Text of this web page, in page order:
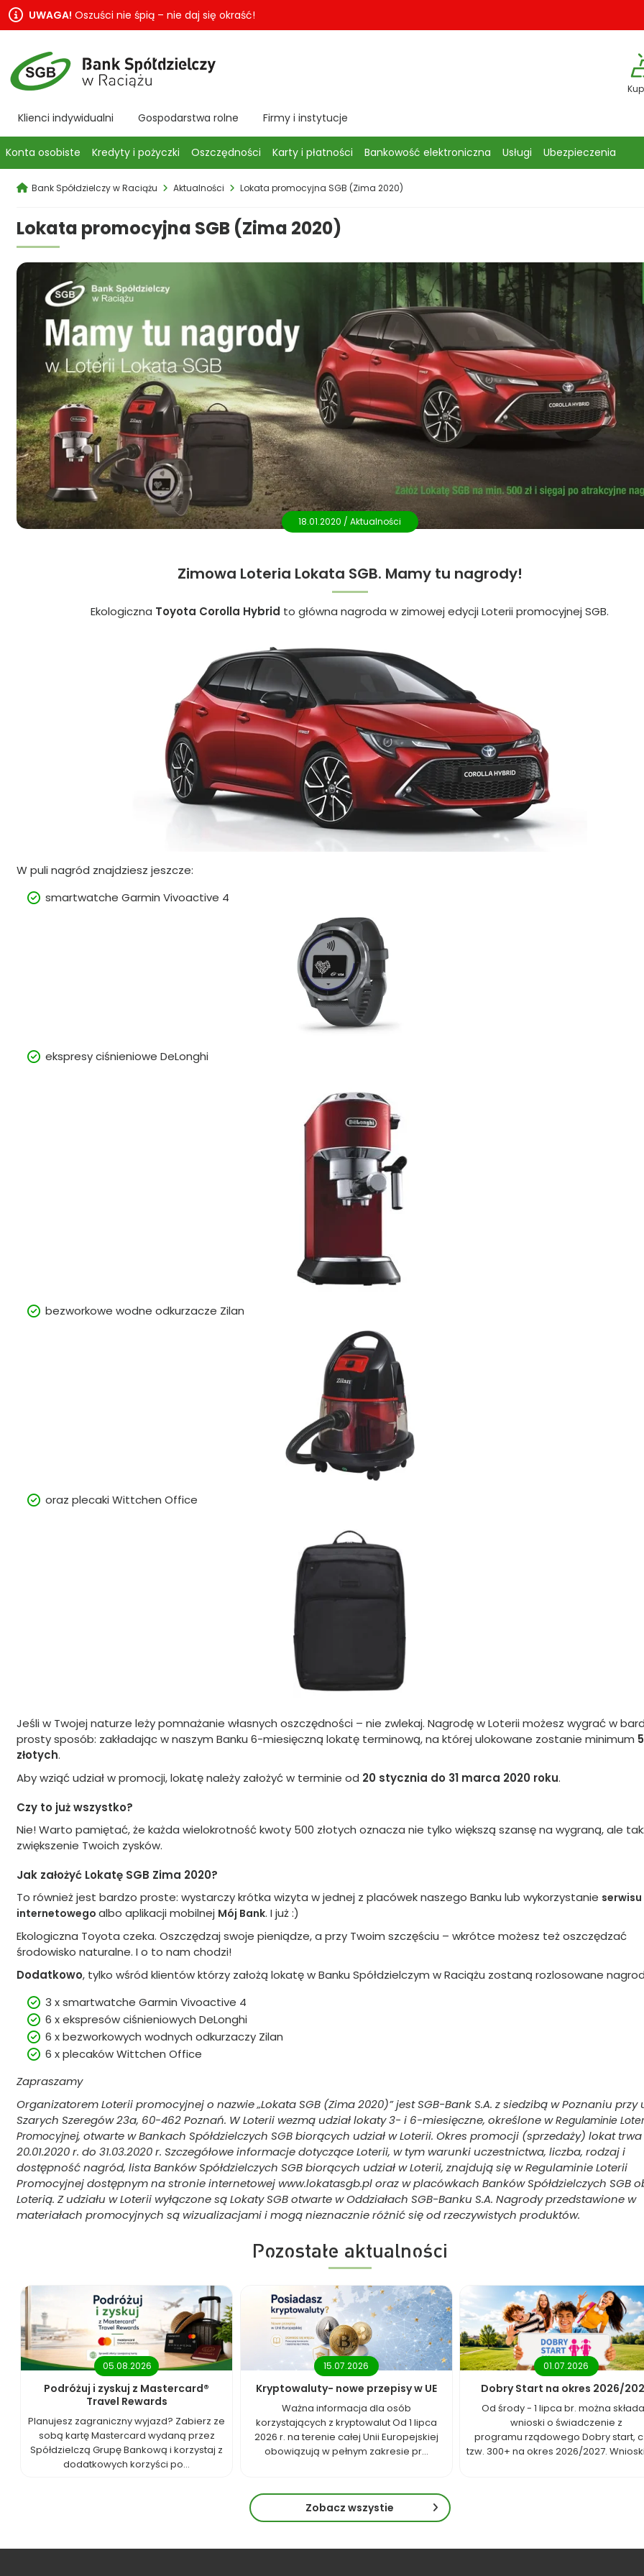
UWAGA! Oszuści nie śpią – nie daj się okraść!
Klienci indywidualni Gospodarstwa rolne Firmy i instytucje
Konta osobiste Kredyty i pożyczki Oszczędności Karty i płatności Bankowość elektroniczna Usługi Ubezpieczenia
Bank Spółdzielczy w Raciążu Aktualności Lokata promocyjna SGB (Zima 2020)
Lokata promocyjna SGB (Zima 2020)
18.01.2020 /Aktualności
Zimowa Loteria Lokata SGB. Mamy tu nagrody!
Ekologiczna Toyota Corolla Hybrid to główna nagroda w zimowej edycji Loterii promocyjnej SGB.
W puli nagród znajdziesz jeszcze:
smartwatche Garmin Vivoactive 4
ekspresy ciśnieniowe DeLonghi
bezworkowe wodne odkurzacze Zilan
oraz plecaki Wittchen Office
Jeśli w Twojej naturze leży pomnażanie własnych oszczędności – nie zwlekaj. Nagrodę w Loterii możesz wygrać w
prosty sposób: zakładając w naszym Banku 6-miesięczną lokatę terminową, na której ulokowane zostanie minimum
złotych.
Aby wziąć udział w promocji, lokatę należy założyć w terminie od 20 stycznia do 31 marca 2020 roku.
Czy to już wszystko?
Nie! Warto pamiętać, że każda wielokrotność kwoty 500 złotych oznacza nie tylko większą szansę na wygraną, ale
zwiększenie Twoich zysków.
Jak założyć Lokatę SGB Zima 2020?
To również jest bardzo proste: wystarczy krótka wizyta w jednej z placówek naszego Banku lub wykorzystanie serwisu
internetowegoalbo aplikacji mobilnej Mój Bank. I już :)
Ekologiczna Toyota czeka. Oszczędzaj swoje pieniądze, a przy Twoim szczęściu – wkrótce możesz też oszczędzać
środowisko naturalne. I o to nam chodzi!
Dodatkowo, tylko wśród klientów którzy założą lokatę w Banku Spółdzielczym w Raciążu zostaną rozlosowane
3 x smartwatche Garmin Vivoactive 4
6 x ekspresów ciśnieniowych DeLonghi
6 x bezworkowych wodnych odkurzaczy Zilan
6 x plecaków Wittchen Office
Zapraszamy
Organizatorem Loterii promocyjnej o nazwie „Lokata SGB (Zima 2020)” jest SGB-Bank S.A. z siedzibą w Poznaniu przy
Szarych Szeregów 23a, 60-462 Poznań. W Loterii wezmą udział lokaty 3- i 6-miesięczne, określone wRegulaminie
Promocyjnej, otwarte w Bankach Spółdzielczych SGB biorących udział w Loterii. Okres promocji (sprzedaży) lokat
20.01.2020 r. do 31.03.2020 r. Szczegółowe informacje dotyczące Loterii, w tym warunki uczestnictwa, liczba, rodzaj i
dostępność nagród, lista Banków Spółdzielczych SGB biorących udział w Loterii, znajdują się w Regulaminie Loterii
Promocyjnej dostępnym na stronie internetowej www.lokatasgb.pl oraz w placówkach Banków Spółdzielczych SGB
Loterią. Z udziału w Loterii wyłączone są Lokaty SGB otwarte w Oddziałach SGB-Banku S.A. Nagrody przedstawione w
materiałach promocyjnych są wizualizacjami i mogą nieznacznie różnić się od rzeczywistych produktów.
Pozostałe aktualności
05.08.2026
Podróżuj i zyskuj z Mastercard®
Travel Rewards
Planujesz zagraniczny wyjazd? Zabierz ze
sobą kartę Mastercard wydaną przez
Spółdzielczą Grupę Bankową i korzystaj z
dodatkowych korzyści po...
15.07.2026
Kryptowaluty- nowe przepisy w UE
Ważna informacja dla osób
korzystających z kryptowalut Od 1 lipca
2026 r. na terenie całej Unii Europejskiej
obowiązują w pełnym zakresie pr...
01.07.2026
Dobry Start na okres 2026/
Od środy - 1 lipca br. można
wnioski o świadczenie z
programu rządowego Dobry start,
tzw. 300+ na okres 2026/2027.
Zobacz wszystie